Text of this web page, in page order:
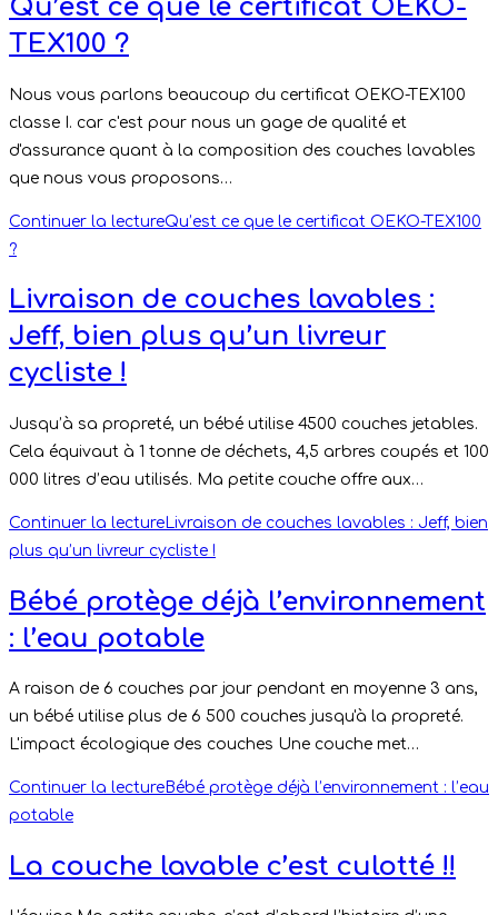
Qu’est ce que le certificat OEKO-
TEX100 ?
Nous vous parlons beaucoup du certificat OEKO-TEX100
classe I. car c'est pour nous un gage de qualité et
d'assurance quant à la composition des couches lavables
que nous vous proposons…
Continuer la lectureQu’est ce que le certificat OEKO-TEX100
?
Livraison de couches lavables :
Jeff, bien plus qu’un livreur
cycliste !
Jusqu’à sa propreté, un bébé utilise 4500 couches jetables.
Cela équivaut à 1 tonne de déchets, 4,5 arbres coupés et 100
000 litres d’eau utilisés. Ma petite couche offre aux…
Continuer la lecture Livraison de couches lavables : Jeff, bien
plus qu’un livreur cycliste !
Bébé protège déjà l’environnement
: l’eau potable
A raison de 6 couches par jour pendant en moyenne 3 ans,
un bébé utilise plus de 6 500 couches jusqu'à la propreté.
L'impact écologique des couches Une couche met…
Continuer la lecture Bébé protège déjà l’environnement : l’eau
potable
La couche lavable c’est culotté !!